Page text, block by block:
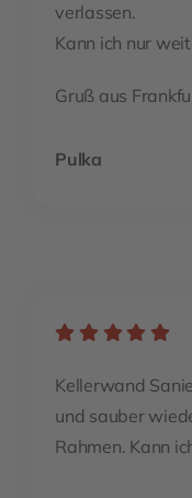
verlassen.
Kann ich nur
Gruß aus
Pulka
Kellerwand
und sauber
Rahmen. Kann